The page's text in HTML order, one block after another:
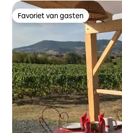
Favoriet van gasten
Favoriet van gasten